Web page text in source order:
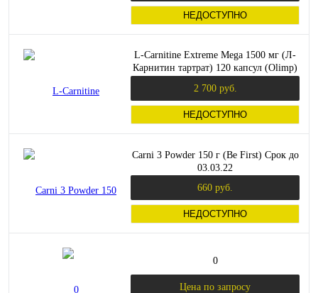
НЕДОСТУПНО
L-Carnitine Extreme Mega 1500 мг (Л-
Карнитин тартрат) 120 капсул (Olimp)
2 700 руб.
НЕДОСТУПНО
Carni 3 Powder 150 г (Be First) Срок до
03.03.22
660 руб.
НЕДОСТУПНО
0
Цена по запросу